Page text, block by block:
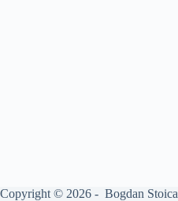
Copyright © 2026 - Bogdan Stoica